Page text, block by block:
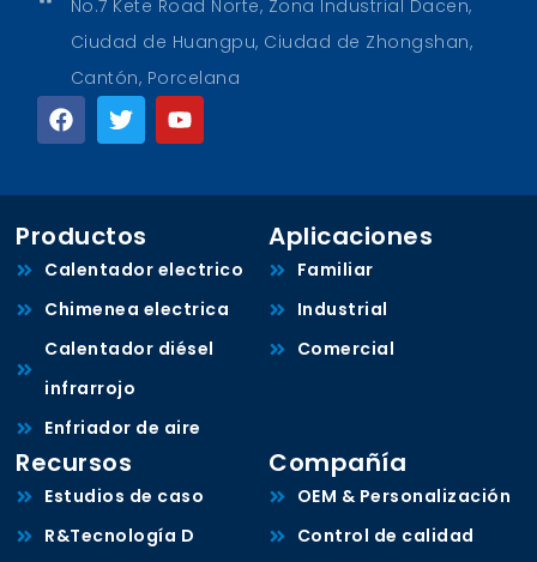
No.7 Kete Road Norte, Zona Industrial Dacen,
Ciudad de Huangpu, Ciudad de Zhongshan,
Cantón, Porcelana
Productos
Calentador electrico
Chimenea electrica
Calentador diésel
infrarrojo
Enfriador de aire
Aplicaciones
Familiar
Industrial
Comercial
Recursos
Estudios de caso
R&Tecnología D
Compañía
OEM & Personalización
Control de calidad